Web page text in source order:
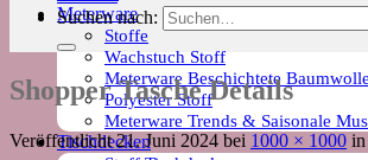
Meterware
Stoffe
Wachstuch Stoff
Meterware Beschichtete Baumwolle
Polyester Stoff
Meterware Trends & Saisonale
Tischdecken
Suchen nach:
Shopper Tasche Details
Veröffentlicht21. Juni 2024 bei 1000 × 1000 in